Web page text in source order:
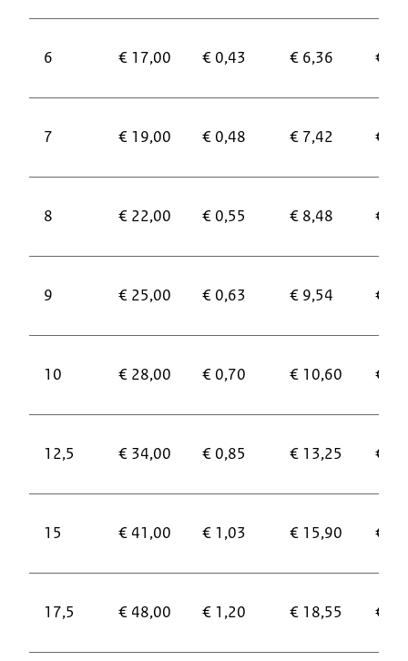
6 € 17,00 € 0,43 € 6,36 €
7 € 19,00 € 0,48 € 7,42 €
8 € 22,00 € 0,55 € 8,48 €
9 € 25,00 € 0,63 € 9,54 €
10 € 28,00 € 0,70 € 10,60 €
12,5 € 34,00 € 0,85 € 13,25 €
15 € 41,00 € 1,03 € 15,90 €
17,5 € 48,00 € 1,20 € 18,55 €